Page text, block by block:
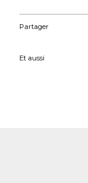
Partager
Et aussi